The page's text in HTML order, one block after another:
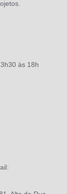
às 18h